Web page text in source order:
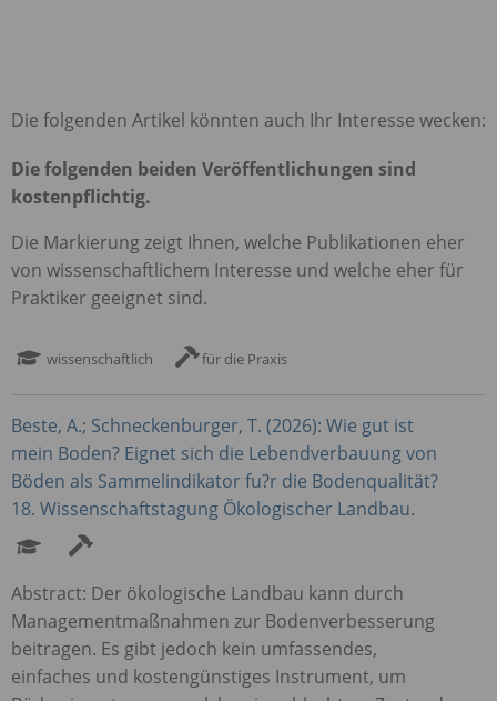
Die folgenden Artikel könnten auch Ihr Interesse wecken:
Die folgenden beiden Veröffentlichungen sind
kostenpflichtig.
Die Markierung zeigt Ihnen, welche Publikationen eher
von wissenschaftlichem Interesse und welche eher für
Praktiker geeignet sind.
wissenschaftlich für die Praxis
Beste, A.; Schneckenburger, T. (2026): Wie gut ist
mein Boden? Eignet sich die Lebendverbauung von
Böden als Sammelindikator fu?r die Bodenqualität?
18. Wissenschaftstagung Ökologischer Landbau.
Abstract: Der ökologische Landbau kann durch
Managementmaßnahmen zur Bodenverbesserung
beitragen. Es gibt jedoch kein umfassendes,
einfaches und kostengünstiges Instrument, um